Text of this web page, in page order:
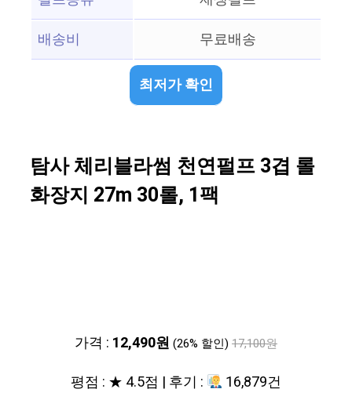
배송비
무료배송
최저가 확인
탐사 체리블라썸 천연펄프 3겹 롤
화장지 27m 30롤, 1팩
가격 : 12,490원 (26% 할인) 17,100원
평점 : ★ 4.5점 | 후기 : 16,879건